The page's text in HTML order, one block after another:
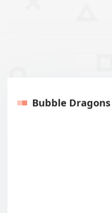
Bubble Dragons